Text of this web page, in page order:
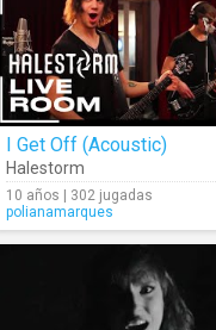
I Get Off (Acoustic)
Halestorm
10 años | 302 jugadas
polianamarques